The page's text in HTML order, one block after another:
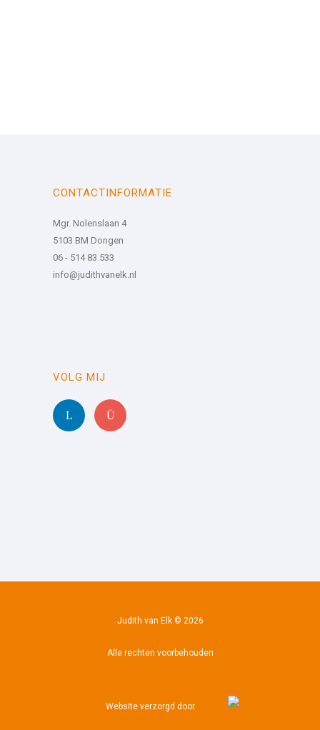
CONTACTINFORMATIE
Mgr. Nolenslaan 4
5103 BM Dongen
06 - 514 83 533
info@judithvanelk.nl
VOLG MIJ
Judith van Elk © 2026
Alle rechten voorbehouden
Website verzorgd door